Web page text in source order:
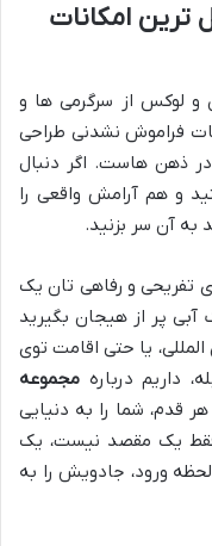
ترین امکانات
و لوکس از سرگرمی ها و
فراموش نشدنی طراحی
ذهن هاست. اگر دنبال
و هم آرامش واقعی را
به آن سر بزنید.
و رفاهی تان یک
پر از هیجان بگیرید
یا حتی اقامت توی
داریم درباره مجموعه
قدم، شما را به دنیایی
یک مقصد نیست، یک
ورود، جادویش را به